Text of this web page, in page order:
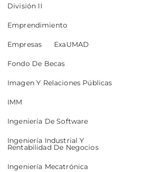
División II
Emprendimiento
Empresas ExaUMAD
Fondo De Becas
Imagen Y Relaciones Públicas
IMM
Ingeniería De Software
Ingeniería Industrial Y
Rentabilidad De Negocios
Ingeniería Mecatrónica